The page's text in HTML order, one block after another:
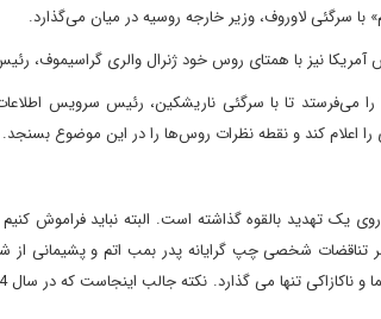
با سرگئی لاوروف، وزیر خارجه روسیه در میان می‌گذارد.
نیز با همتای روس خود ژنرال والری گراسیموف،
می‌فرستد تا با سرگئی ناریشکین، رئیس سرویس
اعلام کند و نقطه نظرات روس‌ها را در این موضوع بسنجد.
یک تهدید بالقوه گذاشته است. البته نباید فراموش
تناقضات شخصی چپ گرایانه پدر بمب اتم و پشیمانی